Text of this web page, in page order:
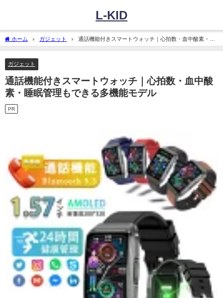
L-KID
ホーム ガジェット
通話機能付きスマートウォッチ｜心拍数・血中酸素・睡
眠管理もできる多機能モデル
ガジェット
通話機能付きスマートウォッチ｜心拍数・血中酸
素・睡眠管理もできる多機能モデル
PR